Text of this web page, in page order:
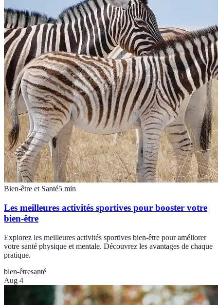
Bien-être et Santé5 min
Les meilleures activités sportives pour booster votre
bien-être
Explorez les meilleures activités sportives bien-être pour améliorer
votre santé physique et mentale. Découvrez les avantages de chaque
pratique.
bien-êtresanté
Aug 4